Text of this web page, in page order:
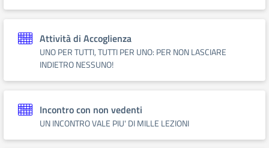
Attività di Accoglienza
UNO PER TUTTI, TUTTI PER UNO: PER NON LASCIARE
INDIETRO NESSUNO!
Incontro con non vedenti
UN INCONTRO VALE PIU' DI MILLE LEZIONI